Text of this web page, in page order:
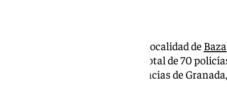
El dispositivo desplegado en la localidad de Baza
colocado sobre el terreno a un total de 70
unidades ubicadas en las provincias de